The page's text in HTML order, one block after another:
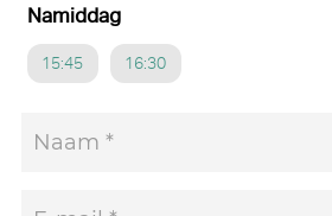
Namiddag
15:45 16:30